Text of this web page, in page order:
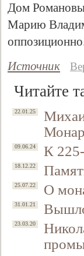
Дом
Марию
оппозиционно
Источник
Читайте
22.01.25
09.06.24 К
18.12.22
25.07.22 О
31.01.21
23.03.20